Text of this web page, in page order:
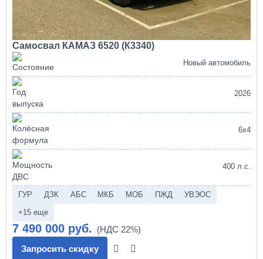
Самосвал КАМАЗ 6520 (К3340)
Новый автомобиль
2026
6х4
400 л.с.
ГУР ДЗК АБС МКБ МОБ ПЖД
УВЭОС
+15 еще
7 490 000 руб.
Запросить скидку